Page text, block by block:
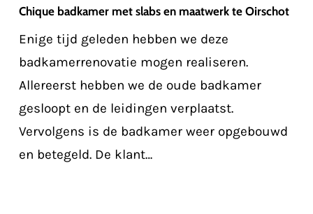
met
slabs
en
maatwerk
te
Oirschot
Chique badkamer met slabs en maatwerk te Oirschot
Enige tijd geleden hebben we deze
badkamerrenovatie mogen realiseren.
Allereerst hebben we de oude badkamer
gesloopt en de leidingen verplaatst.
Vervolgens is de badkamer weer opgebouwd
en betegeld. De klant…